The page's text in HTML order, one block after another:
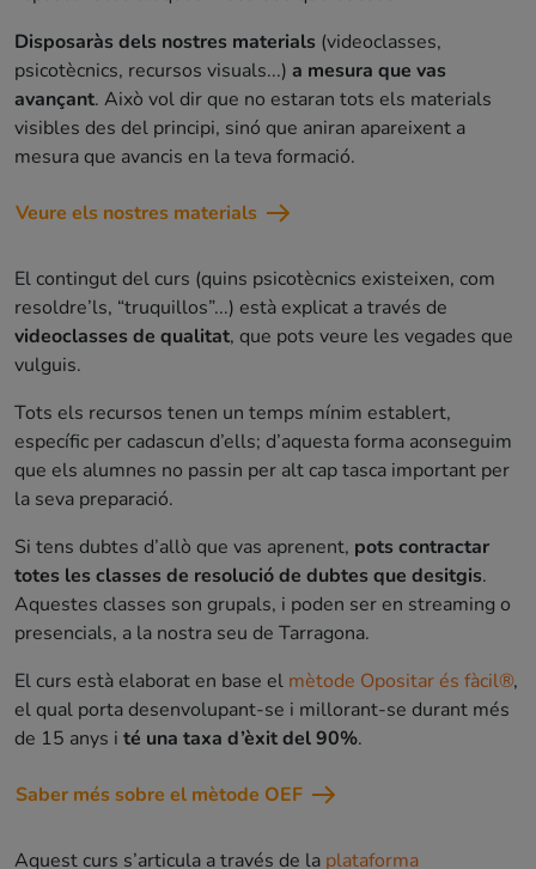
Disposaràs dels nostres materials (videoclasses,
psicotècnics, recursos visuals...) a mesura que vas
avançant. Això vol dir que no estaran tots els materials
visibles des del principi, sinó que aniran apareixent a
mesura que avancis en la teva formació.
Veure els nostres materials
El contingut del curs (quins psicotècnics existeixen, com
resoldre’ls, “truquillos”...) està explicat a través de
videoclasses de qualitat, que pots veure les vegades que
vulguis.
Tots els recursos tenen un temps mínim establert,
específic per cadascun d’ells; d’aquesta forma aconseguim
que els alumnes no passin per alt cap tasca important per
la seva preparació.
Si tens dubtes d’allò que vas aprenent, pots contractar
totes les classes de resolució de dubtes que desitgis.
Aquestes classes son grupals, i poden ser en streaming o
presencials, a la nostra seu de Tarragona.
El curs està elaborat en base el mètode Opositar és fàcil®,
el qual porta desenvolupant-se i millorant-se durant més
de 15 anys i té una taxa d’èxit del 90%.
Saber més sobre el mètode OEF
Aquest curs s’articula a través de la plataforma